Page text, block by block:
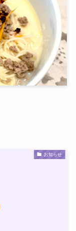
お知らせ